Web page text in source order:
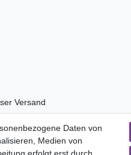
Versand
Daten von
Medien von